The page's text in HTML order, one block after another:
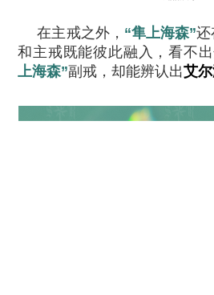
在主戒之外， “隼上海森”还
和主戒既能彼此融入，看不
上海森”副戒，却能辨认出艾